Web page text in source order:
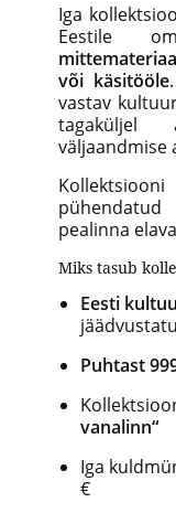
Iga
Eestile
või käsitööle
vastav
väljaandmise
pealinna
Miks tasub
Eesti
Puhtast
vanalinn“
Iga
€